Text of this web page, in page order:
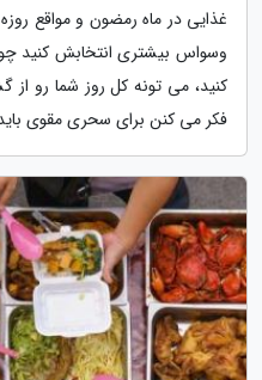
غذایی در ماه رمضون و مواقع
وسواس بیشتری انتخابش کنید
کنید، می تونه کل روز شما رو
فکر می کنن برای سحری مقوی